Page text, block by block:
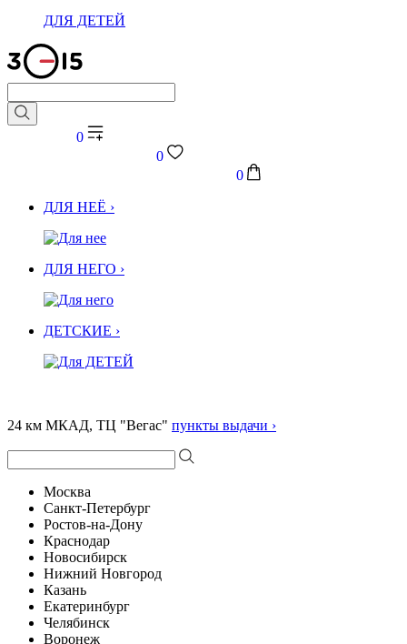
ДЛЯ ДЕТЕЙ
0
0
0
ДЛЯ НЕЁ ›
ДЛЯ НЕГО ›
ДЕТСКИЕ ›
24 км МКАД, ТЦ "Вегас" пункты выдачи ›
Москва
Санкт-Петербург
Ростов-на-Дону
Краснодар
Новосибирск
Нижний Новгород
Казань
Екатеринбург
Челябинск
Воронеж